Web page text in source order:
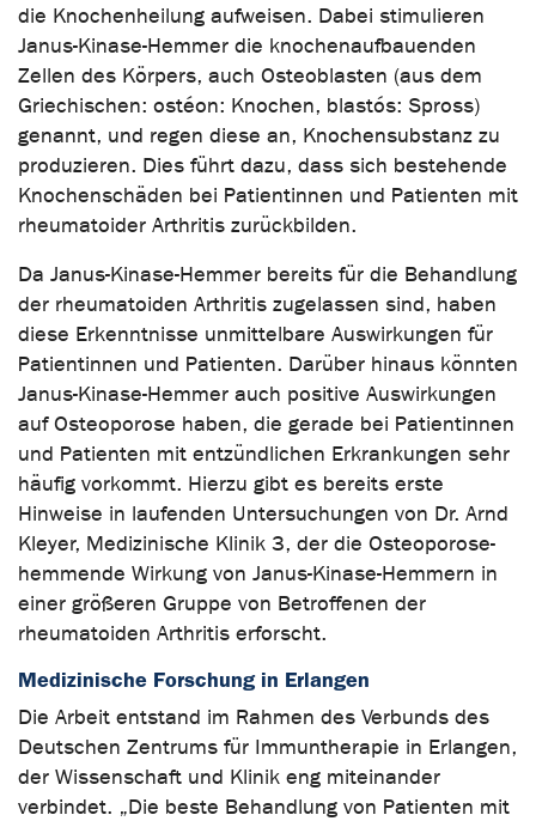
die Knochenheilung aufweisen. Dabei stimulieren
Janus-Kinase-Hemmer die knochenaufbauenden
Zellen des Körpers, auch Osteoblasten (aus dem
Griechischen: ostéon: Knochen, blastós: Spross)
genannt, und regen diese an, Knochensubstanz zu
produzieren. Dies führt dazu, dass sich bestehende
Knochenschäden bei Patientinnen und Patienten mit
rheumatoider Arthritis zurückbilden.
Da Janus-Kinase-Hemmer bereits für die Behandlung
der rheumatoiden Arthritis zugelassen sind, haben
diese Erkenntnisse unmittelbare Auswirkungen für
Patientinnen und Patienten. Darüber hinaus könnten
Janus-Kinase-Hemmer auch positive Auswirkungen
auf Osteoporose haben, die gerade bei Patientinnen
und Patienten mit entzündlichen Erkrankungen sehr
häufig vorkommt. Hierzu gibt es bereits erste
Hinweise in laufenden Untersuchungen von Dr. Arnd
Kleyer, Medizinische Klinik 3, der die Osteoporose-
hemmende Wirkung von Janus-Kinase-Hemmern in
einer größeren Gruppe von Betroffenen der
rheumatoiden Arthritis erforscht.
Medizinische Forschung in Erlangen
Die Arbeit entstand im Rahmen des Verbunds des
Deutschen Zentrums für Immuntherapie in Erlangen,
der Wissenschaft und Klinik eng miteinander
verbindet. „Die beste Behandlung von Patienten mit